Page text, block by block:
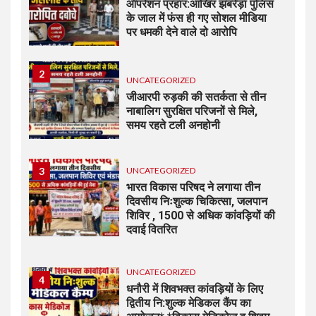
ऑपरेशन प्रहार:आखिर झबरेड़ा पुलिस
के जाल में फंस ही गए सोशल मीडिया
पर धमकी देने वाले दो आरोपि
2
UNCATEGORIZED
जीआरपी रुड़की की सतर्कता से तीन
नाबालिग सुरक्षित परिजनों से मिले,
समय रहते टली अनहोनी
3 UNCATEGORIZED
भारत विकास परिषद ने लगाया तीन
दिवसीय निःशुल्क चिकित्सा, जलपान
शिविर , 1500 से अधिक कांवड़ियों की
दवाई वितरित
4
UNCATEGORIZED
धनौरी में शिवभक्त कांवड़ियों के लिए
द्वितीय नि:शुल्क मेडिकल कैंप का